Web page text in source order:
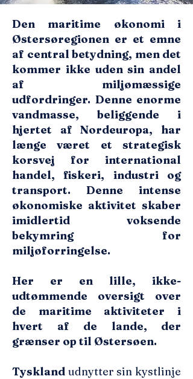
Den maritime økonomi i
Østersøregionen er et emne
af central betydning, men det
kommer ikke uden sin andel
af miljømæssige
udfordringer. Denne enorme
vandmasse, beliggende i
hjertet af Nordeuropa, har
længe været et strategisk
korsvej for international
handel, fiskeri, industri og
transport. Denne intense
økonomiske aktivitet skaber
imidlertid voksende
bekymring for
miljøforringelse.
Her er en lille, ikke-
udtømmende oversigt over
de maritime aktiviteter i
hvert af de lande, der
grænser op til Østersøen.
Tyskland udnytter sin kystlinje